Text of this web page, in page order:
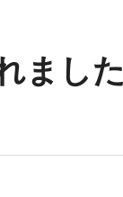
ました